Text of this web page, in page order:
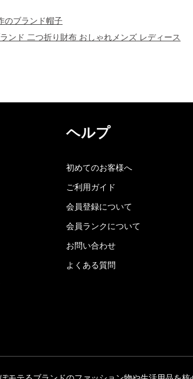
のブランド帽子
ンド 二つ折り財布 おしゃれメンズ レディース
ヘルプ
初めてのお客様へ
ご利用ガイド
会員登録について
会員ランクについて
お問い合わせ
よくある質問